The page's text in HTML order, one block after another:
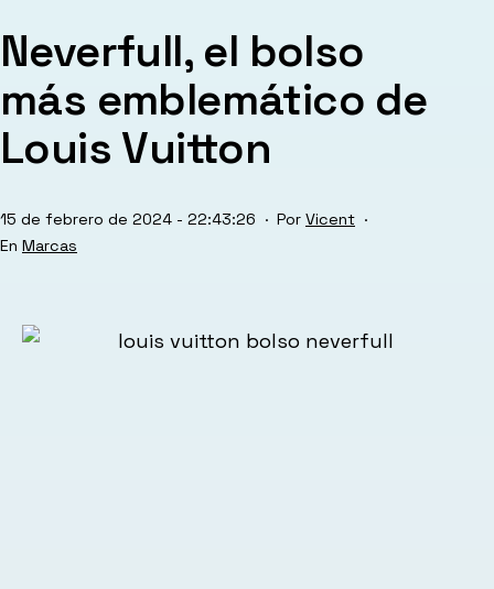
Neverfull, el bolso
más emblemático de
Louis Vuitton
Publicada
el
15 de febrero de 2024 - 22:43:26 Por Vicent
Categorizado
Marcas